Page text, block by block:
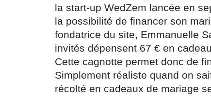
la start-up WedZem lancée en
la possibilité de financer son
fondatrice du site, Emmanuelle
invités dépensent 67 € en
Cette cagnotte permet donc de
Simplement réaliste quand on
récolté en cadeaux de mariage